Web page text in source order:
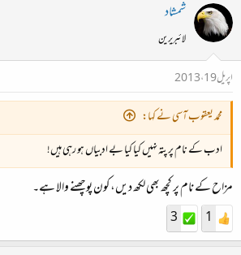
شمشاد
لائبریرین
اپریل 19، 2013
محمد یعقوب آسی نے کہا:
ادب کے نام پر پتہ نہیں کیا کیا بے ادبیاں ہو رہی ہیں!
مزاح کے نام پر کچھ بھی لکھ دیں، کون پوچھنے والا ہے۔
1
3